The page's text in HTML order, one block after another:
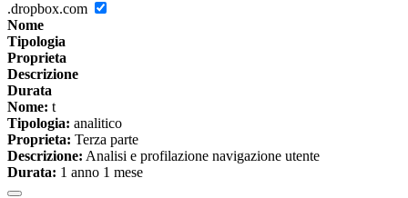
.dropbox.com
Nome
Tipologia
Proprieta
Descrizione
Durata
Nome: t
Tipologia: analitico
Proprieta: Terza parte
Descrizione: Analisi e profilazione navigazione utente
Durata: 1 anno 1 mese